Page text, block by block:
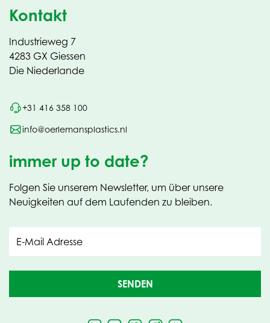
Kontakt
Industrieweg 7
4283 GX Giessen
Die Niederlande
+31 416 358 100
info@oerlemansplastics.nl
immer up to date?
Folgen Sie unserem Newsletter, um über unsere
Neuigkeiten auf dem Laufenden zu bleiben.
E-Mail Adresse
SENDEN